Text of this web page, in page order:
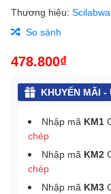
Thương hiệu:
So sánh
478.800₫
KHUYẾN MÃI
Nhập mã KM1
chép
Nhập mã KM2
chép
Nhập mã KM3